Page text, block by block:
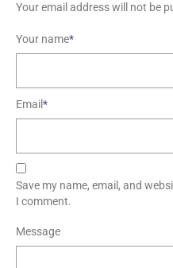
Your email address will not be
Your name*
Email*
Save my name, email, and
I comment.
Message